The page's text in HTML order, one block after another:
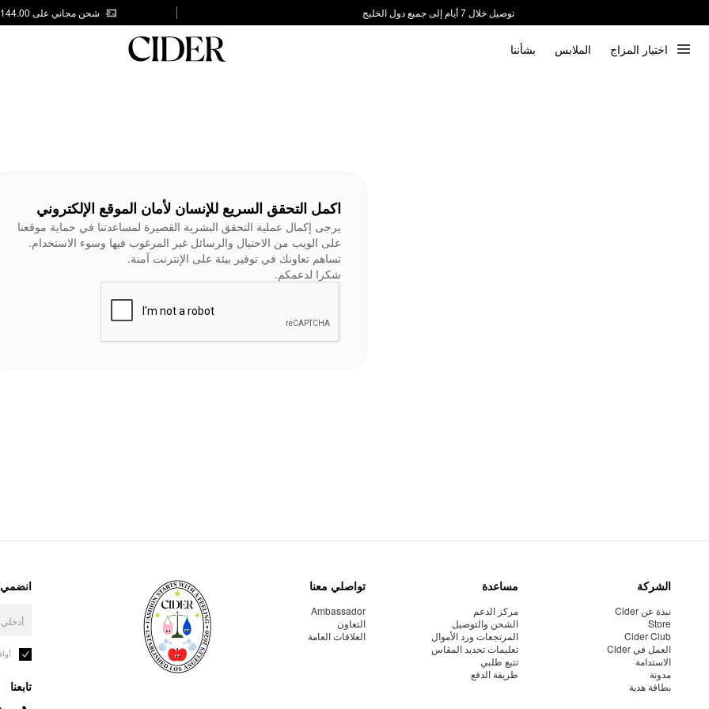
توصيل خلال 7 أيام إلى جميع دول الخليج
شحن مجاني على AED 144.00
اختيار المزاج الملابس بشأننا
اكمل التحقق السريع للإنسان لأمان الموقع الإلكتروني
يرجى إكمال عملية التحقق البشرية القصيرة لمساعدتنا في حماية موقعنا
على الويب من الاحتيال والرسائل غير المرغوب فيها وسوء الاستخدام.
تساهم تعاونك في توفير بيئة على الإنترنت آمنة.
شكرا لدعمكم.
الشركة
نبذة عن Cider
Store
Cider Club
العمل في Cider
الاستدامة
مدونة
بطاقة هدية
مساعدة
مركز الدعم
الشحن والتوصيل
المرتجعات ورد الأموال
تعليمات تحديد المقاس
تتبع طلبي
طريقة الدفع
تواصلي معنا
Ambassador
التعاون
العلاقات العامة
انضمي
تابعنا